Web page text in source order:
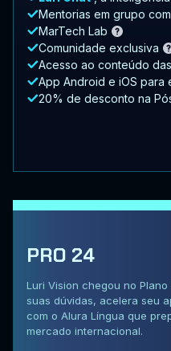
Mentorias em grupo
MarTech Lab
Comunidade exclusiva
Acesso ao conteúdo
App Android e iOS para
20% de desconto na
PRO 24
Luri Vision chegou no
suas dúvidas, acelera seu
com o Alura Língua que
mercado internacional.